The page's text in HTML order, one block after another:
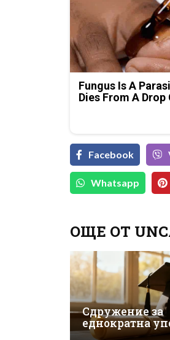
Fungus Is A
Dies From A Drop
Facebook
Whatsapp
ОЩЕ ОТ
Сдружение за
еднократна